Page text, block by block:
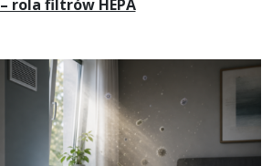
– rola filtrów HEPA